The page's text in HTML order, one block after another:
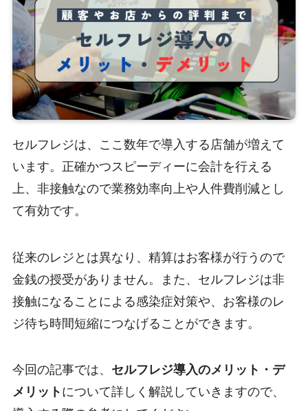
セルフレジは、ここ数年で導入する店舗が増えて
います。正確かつスピーディーに会計を行える
上、非接触なので業務効率向上や人件費削減とし
て有効です。
従来のレジとは異なり、精算はお客様が行うので
金銭の授受がありません。また、セルフレジは非
接触になることによる感染症対策や、お客様のレ
ジ待ち時間短縮につなげることができます。
今回の記事では、 セルフレジ導入のメリット・デ
メリット について詳しく解説していきますので、